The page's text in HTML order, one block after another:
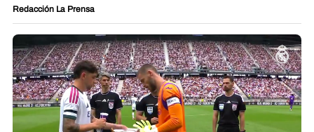
Redacción La Prensa